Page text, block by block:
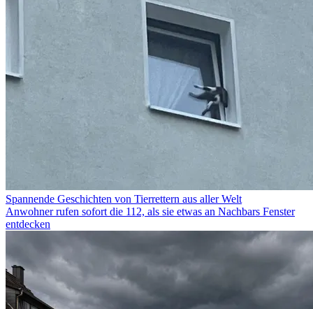
Spannende Geschichten von Tierrettern aus aller Welt
Anwohner rufen sofort die 112, als sie etwas an Nachbars Fenster
entdecken